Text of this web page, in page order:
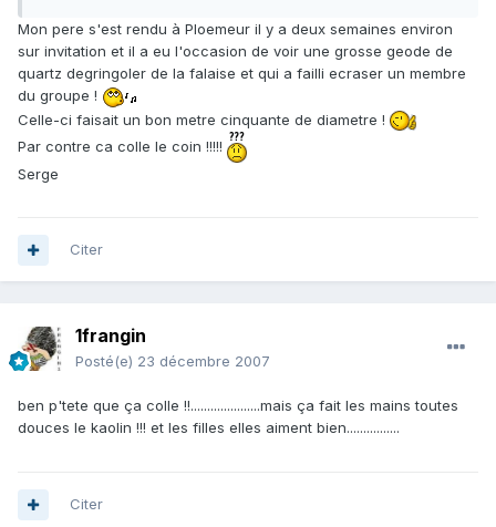
Mon pere s'est rendu à Ploemeur il y a deux semaines environ
sur invitation et il a eu l'occasion de voir une grosse geode de
quartz degringoler de la falaise et qui a failli ecraser un membre
du groupe !
Celle-ci faisait un bon metre cinquante de diametre !
Par contre ca colle le coin !!!!!
Serge
Citer
1frangin
Posté(e) 23 décembre 2007
ben p'tete que ça colle !!.....................mais ça fait les mains toutes
douces le kaolin !!! et les filles elles aiment bien................
Citer